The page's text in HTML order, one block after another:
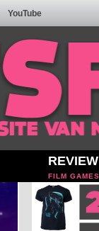
YouTube
REVIEW
FILM